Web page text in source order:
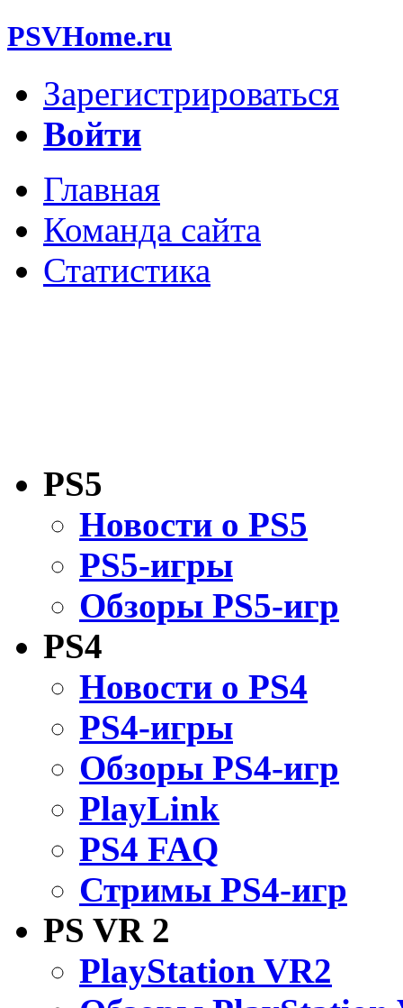
PSVHome.ru
Зарегистрироваться
Войти
Главная
Команда сайта
Статистика
PS5
Новости о PS5
PS5-игры
Обзоры PS5-игр
PS4
Новости о PS4
PS4-игры
Обзоры PS4-игр
PlayLink
PS4 FAQ
Стримы PS4-игр
PS VR 2
PlayStation VR2